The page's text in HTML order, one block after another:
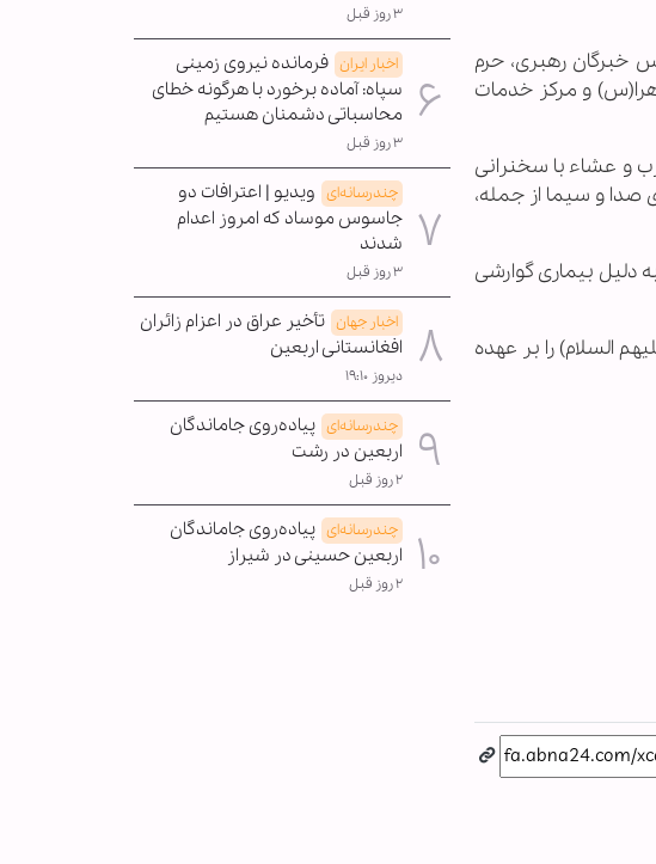
خبرگان رهبری، حرم
و مرکز خدمات
یزدی روز یکشنبه 21 دی 1399 بعد از نماز مغرب و عشاء با سخنرانی
و سیما از جمله،
است که آیت الله «محمدتقی مصباح یزدی» استاد عالی حوزه‌های علمیه روز جمعه 12 دی 1399 به دلیل بیماری گوارشی
اهل‌بیت (علیهم‌ السلام) را بر عهده
۳ روز قبل
اخبار ایران فرمانده نیروی زمینی
سپاه: آماده برخورد با هرگونه خطای
محاسباتی دشمنان هستیم
۳ روز قبل
چندرسانه‌ای ویدیو | اعترافات دو
جاسوس موساد که امروز اعدام
شدند
۳ روز قبل
اخبار جهان تأخیر عراق در اعزام زائران
افغانستانی اربعین
دیروز ۱۹:۱۰
چندرسانه‌ای پیاده‌روی جاماندگان
اربعین در رشت
۲ روز قبل
چندرسانه‌ای پیاده‌روی جاماندگان
اربعین حسینی در شیراز
۲ روز قبل